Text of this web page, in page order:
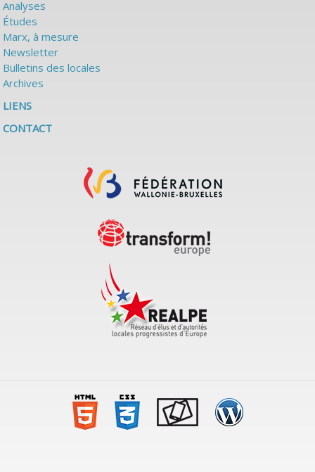
Analyses
Études
Marx, à mesure
Newsletter
Bulletins des locales
Archives
LIENS
CONTACT